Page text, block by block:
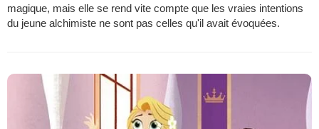
magique, mais elle se rend vite compte que les vraies intentions
du jeune alchimiste ne sont pas celles qu'il avait évoquées.